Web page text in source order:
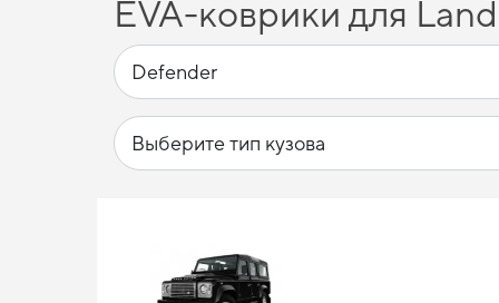
EVA-коврики для